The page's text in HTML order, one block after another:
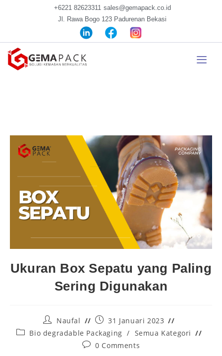
+6221 82623311 sales@gemapack.co.id
Jl. Rawa Bogo 123 Padurenan Bekasi
Ukuran Box Sepatu yang Paling
Sering Digunakan
Naufal
31 Januari 2023
Bio degradable Packaging / Semua Kategori
0 Comments